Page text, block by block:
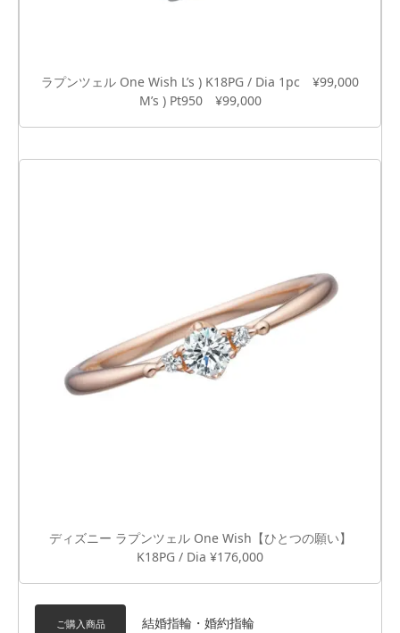
ラプンツェル One Wish L’s ) K18PG / Dia 1pc ¥99,000
M’s ) Pt950 ¥99,000
ディズニー ラプンツェル One Wish【ひとつの願い】
K18PG / Dia ¥176,000
ご購入商品 結婚指輪・婚約指輪